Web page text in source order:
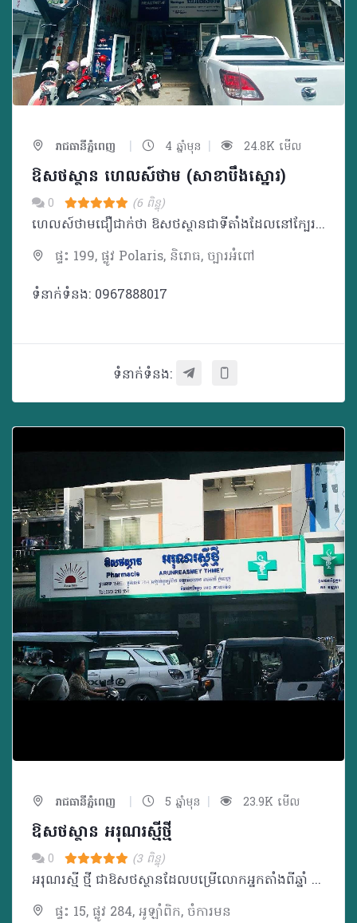
រាជធានីភ្នំពេញ | 4 ឆ្នាំមុន | 24.8K មើល
ឱសថស្ថាន ហេលស៍ថាម (សាខាបឹងស្នោរ)
0 (6 ពិន្ទុ)
ហេលស៍ថាមជឿជាក់ថា ឱសថស្ថានជាទីតាំងដែលនៅក្បែរប្រជាជនកម្ពុជា ដែលអាចផ្តល់នូវគំរូសេវាកម្ម ផលិតផល ចំណេះដឹង និងការប្រឹក្សាដល់ប្រជាជនគ្រប់ស្រទាប់វណ្ណៈ។ ក្រៅពីមានលក់ឱសថ វីតាមីន និងអាហារបំប៉នដូចឱសថស្ថានផ្សេងៗទៀត ឱសថស្ថាន ហេលស៍ថាម ផ្តោតសំខាន់លើទស្សនវិស័យដូចជា៖ _ ជម្រុញការប្រើប្រាស់ផលិតផលសម្រាប់តាមដានសុខភាពជាប្រចាំ និងផលិតផលដែលធានាសុវត្ថិភាពក្នុងការរស់នៅប្រចាំថ្ងៃ ដើម្បីជាផ្នែកមួយក្នុងការយកចិត្តទុកដាក់ និងការដឹងគុណដល់មនុស្សជុំវិញខ្លួន ជាពិសេសឪពុកម្តាយ យាយតា _ សម្ភារៈការពារសមរម្យក្នុងការធ្វើលំហាត់ប្រាណដោយសុវត្ថិភាព និងផលិតផលសម្រាប់ប្រើប្រាស់ក្រោយមានការថ្លោះគ្រិចផ្សេងៗ ដើម្បីជម្រុញការហាត់ប្រាណ
ផ្ទះ 199, ផ្លូវ Polaris, និរោធ, ច្បារអំពៅ
ទំនាក់ទំនង: 0967888017
ទំនាក់ទំនង:
រាជធានីភ្នំពេញ | 5 ឆ្នាំមុន | 23.9K មើល
ឱសថស្ថាន អរុណរស្មីថ្មី
0 (3 ពិន្ទុ)
អរុណរស្មី ថ្មី ជាឱសថស្ថានដែលបម្រើលោកអ្នកតាំងពីឆ្នាំ ១៩៨៦
ផ្ទះ 15, ផ្លូវ 284, អូឡាំពិក, ចំការមន